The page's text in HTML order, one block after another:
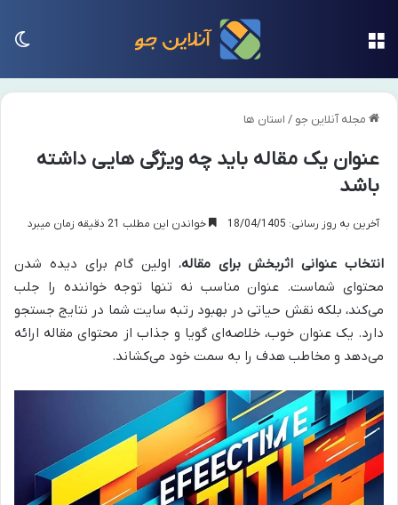
مجله آنلاین جو / استان ها
عنوان یک مقاله باید چه ویژگی هایی داشته
باشد
آخرین به روز رسانی: 18/04/1405 خواندن این مطلب 21 دقیقه زمان میبرد
انتخاب عنوانی اثربخش برای مقاله، اولین گام برای دیده شدن
محتوای شماست. عنوان مناسب نه تنها توجه خواننده را جلب
می‌کند، بلکه نقش حیاتی در بهبود رتبه سایت شما در نتایج جستجو
دارد. یک عنوان خوب، خلاصه‌ای گویا و جذاب از محتوای مقاله ارائه
می‌دهد و مخاطب هدف را به سمت خود می‌کشاند.